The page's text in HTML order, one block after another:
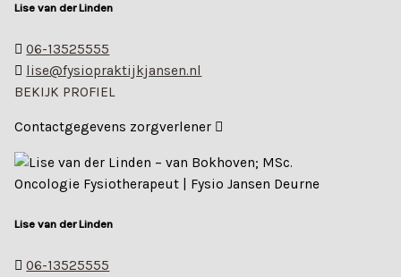
Lise van der Linden
06-13525555
lise@fysiopraktijkjansen.nl
BEKIJK PROFIEL
Contactgegevens zorgverlener
Lise van der Linden
06-13525555